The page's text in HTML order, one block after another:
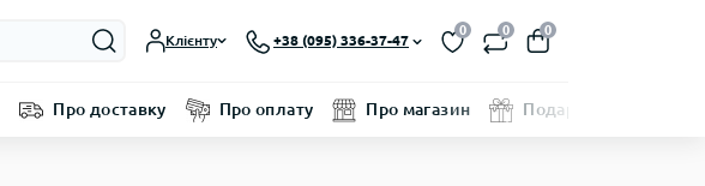
Клієнту +38 (095) 336-37-47
0 0 0
Про доставку Про оплату Про магазин Подарунковий